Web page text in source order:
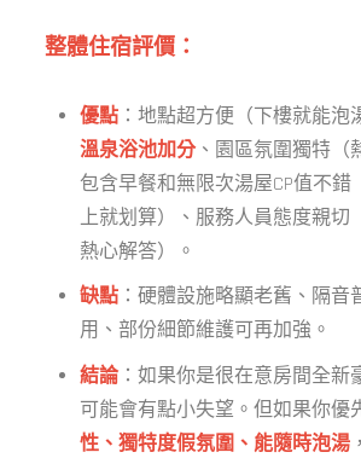
整體住宿評價：
優點 ：地點超方便（下樓就能泡
溫泉浴池加分、園區氛圍獨特（
包含早餐和無限次湯屋CP值不錯
上就划算）、服務人員態度親切
熱心解答）。
缺點 ：硬體設施略顯老舊、隔音
用、部份細節維護可再加強。
結論：如果你是很在意房間全新
可能會有點小失望。但如果你優
性、獨特度假氛圍、能隨時泡湯